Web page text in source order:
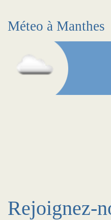
Méteo à Manthes
Rejoignez-